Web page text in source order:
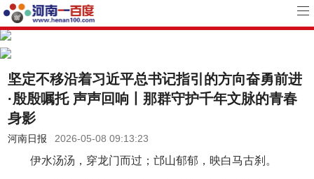
坚定不移沿着习近平总书记指引的方向奋勇前进
·殷殷嘱托 声声回响丨那群守护千年文脉的青春
身影
河南日报 2026-05-08 09:13:23
伊水汤汤，穿龙门而过；邙山郁郁，映白马古刹。